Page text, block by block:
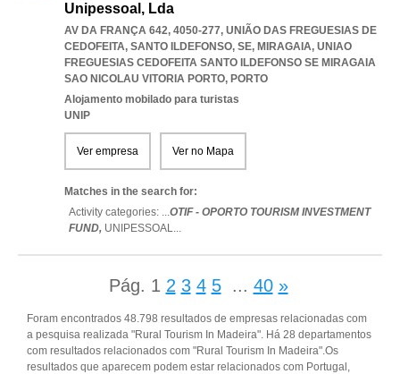
Unipessoal, Lda
AV DA FRANÇA 642, 4050-277, UNIÃO DAS FREGUESIAS DE
CEDOFEITA, SANTO ILDEFONSO, SE, MIRAGAIA, UNIAO
FREGUESIAS CEDOFEITA SANTO ILDEFONSO SE MIRAGAIA
SAO NICOLAU VITORIA PORTO, PORTO
Alojamento mobilado para turistas
UNIP
Ver empresa Ver no Mapa
Matches in the search for:
Activity categories: ...OTIF - OPORTO TOURISM INVESTMENT
FUND, UNIPESSOAL...
Pág. 1 2 3 4 5 ... 40 »
Foram encontrados 48.798 resultados de empresas relacionadas com
a pesquisa realizada "Rural Tourism In Madeira". Há 28 departamentos
com resultados relacionados com "Rural Tourism In Madeira".Os
resultados que aparecem podem estar relacionados com Portugal,